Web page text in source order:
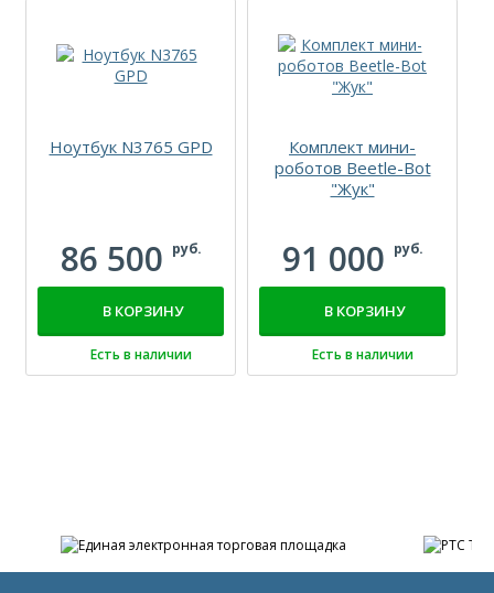
Ноутбук N3765 GPD
86 500 руб.
В КОРЗИНУ
Есть в наличии
Комплект мини-
роботов Beetle-Bot
"Жук"
91 000 руб.
В КОРЗИНУ
Есть в наличии